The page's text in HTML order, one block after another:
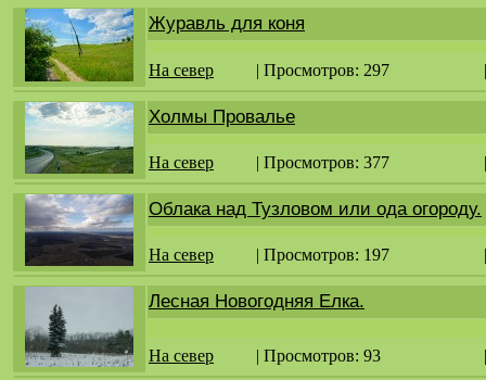
здесь
Журавль для коня
На север | Просмотров: 297
Холмы Провалье
На север | Просмотров: 377
Облака над Тузловом или ода огороду.
На север | Просмотров: 197
Лесная Новогодняя Елка.
На север | Просмотров: 93